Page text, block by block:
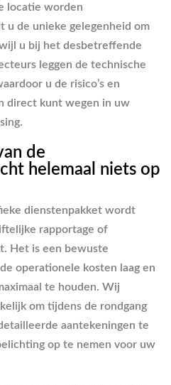
locatie worden
u de unieke gelegenheid om
u bij het desbetreffende
leggen de technische
u de risico’s en
direct kunt wegen in uw
de
helemaal niets op
dienstenpakket wordt
rapportage of
Het is een bewuste
operationele kosten laag en
te houden. Wij
om tijdens de rondgang
aantekeningen te
op te nemen voor uw